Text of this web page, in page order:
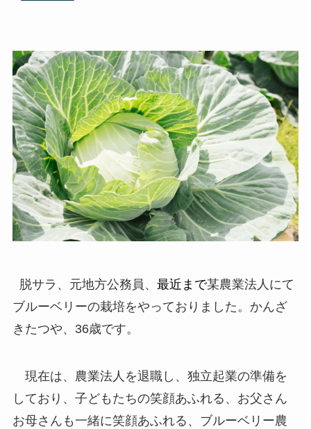
脱サラ、元地方公務員、 最近まで某農業法人にて
ブルーベリーの栽培をやっておりました。かんざ
きたつや、36歳です。
現在は、農業法人を退職し、独立起業の準備を
しており、子どもたちの笑顔あふれる、お父さん
お母さんも一緒に笑顔あふれる、ブルーベリー農